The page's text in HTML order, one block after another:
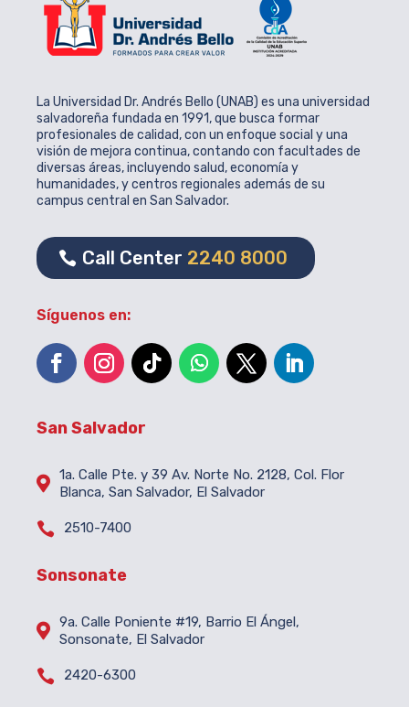
La Universidad Dr. Andrés Bello (UNAB) es una universidad
salvadoreña fundada en 1991, que busca formar
profesionales de calidad, con un enfoque social y una
visión de mejora continua, contando con facultades de
diversas áreas, incluyendo salud, economía y
humanidades, y centros regionales además de su
campus central en San Salvador.
Call Center 2240 8000
Síguenos en:
San Salvador
 1a. Calle Pte. y 39 Av. Norte No. 2128, Col. Flor
Blanca, San Salvador, El Salvador
 2510-7400
Sonsonate
 9a. Calle Poniente #19, Barrio El Ángel,
Sonsonate, El Salvador
 2420-6300